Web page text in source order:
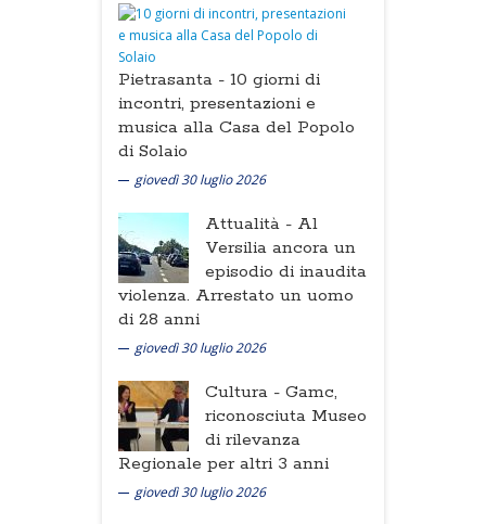
Pietrasanta - 10 giorni di
incontri, presentazioni e
musica alla Casa del Popolo
di Solaio
giovedì 30 luglio 2026
Attualità - Al
Versilia ancora un
episodio di inaudita
violenza. Arrestato un uomo
di 28 anni
giovedì 30 luglio 2026
Cultura - Gamc,
riconosciuta Museo
di rilevanza
Regionale per altri 3 anni
giovedì 30 luglio 2026